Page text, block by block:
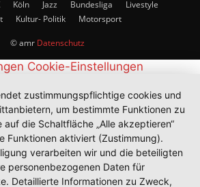
Köln Jazz Bundesliga
Livestyle
Kultur- Politik Motorsport
© amr Datenschutz
Cookie-Einstellungen
zustimmungspflichtige cookies und
um bestimmte Funktionen zu
auf die Schaltfläche „Alle akzeptieren“
Funktionen aktiviert (Zustimmung).
verarbeiten wir und die beteiligten
personenbezogenen Daten für
Detaillierte Informationen zu Zweck,